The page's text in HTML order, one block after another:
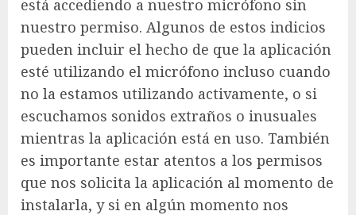
está accediendo a nuestro micrófono sin
nuestro permiso. Algunos de estos indicios
pueden incluir el hecho de que la aplicación
esté utilizando el micrófono incluso cuando
no la estamos utilizando activamente, o si
escuchamos sonidos extraños o inusuales
mientras la aplicación está en uso. También
es importante estar atentos a los permisos
que nos solicita la aplicación al momento de
instalarla, y si en algún momento nos